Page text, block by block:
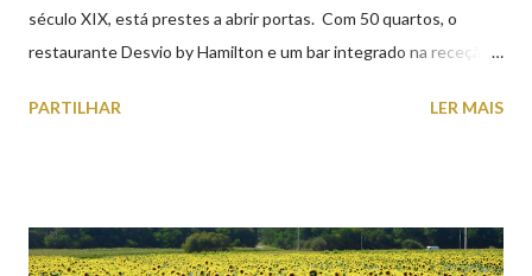
século XIX, está prestes a abrir portas. Com 50 quartos, o
restaurante Desvio by Hamilton e um bar integrado na receção,
peças históricas cedidas pela IP Património que homenageiam a
PARTILHAR LER MAIS